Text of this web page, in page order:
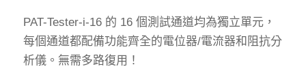
PAT-Tester-i-16 的 16 個測試通道均為獨立單元，
每個通道都配備功能齊全的電位器/電流器和阻抗分
析儀。無需多路復用！